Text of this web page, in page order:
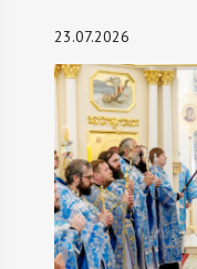
23.07.2026